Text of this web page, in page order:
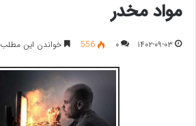
مواد مخدر
۱۴۰۲-۰۹-۰۳ ۰ 556 خواندن این مطلب 3 دقیقه زمان میبرد